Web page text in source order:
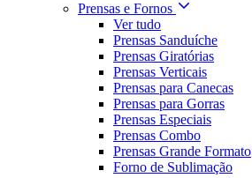
Prensas e Fornos
Ver tudo
Prensas Sanduíche
Prensas Giratórias
Prensas Verticais
Prensas para Canecas
Prensas para Gorras
Prensas Especiais
Prensas Combo
Prensas Grande Formato
Forno de Sublimação